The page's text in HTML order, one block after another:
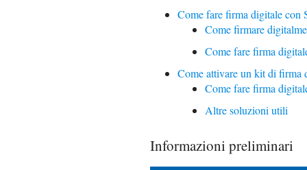
Come fare firma digitale con
Come firmare
Come fare firma
Come attivare un kit di firma
Come fare firma
Altre soluzioni utili
Informazioni preliminari